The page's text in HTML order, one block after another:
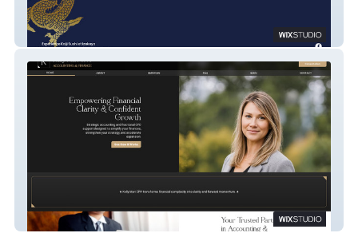
Kaiji Restaurant
Kelly Mari CPA